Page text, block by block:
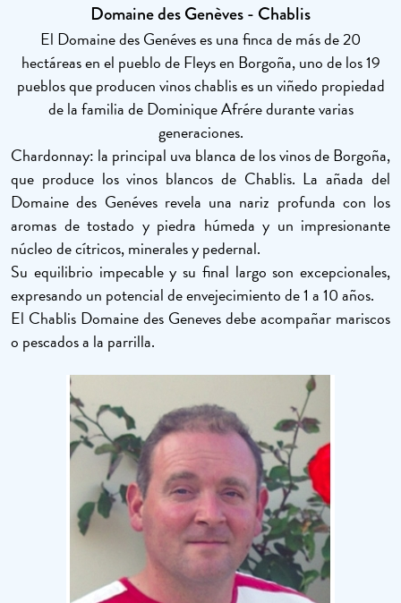
Domaine des Genèves - Chablis
El Domaine des Genéves es una finca de más de 20
hectáreas en el pueblo de Fleys en Borgoña, uno de los 19
pueblos que producen vinos chablis es un viñedo propiedad
de la familia de Dominique Afrére durante varias
generaciones.
Chardonnay: la principal uva blanca de los vinos de Borgoña,
que produce los vinos blancos de Chablis. La añada del
Domaine des Genéves revela una nariz profunda con los
aromas de tostado y piedra húmeda y un impresionante
núcleo de cítricos, minerales y pedernal.
Su equilibrio impecable y su final largo son excepcionales,
expresando un potencial de envejecimiento de 1 a 10 años.
El Chablis Domaine des Geneves debe acompañar mariscos
o pescados a la parrilla.